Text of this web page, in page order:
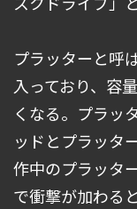
プラッターと呼
入っており、容
くなる。プラッ
ッドとプラッタ
作中のプラッタ
で衝撃が加わる